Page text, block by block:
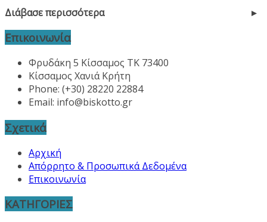
Διάβασε περισσότερα
Επικοινωνία
Φρυδάκη 5 Κίσσαμος ΤΚ 73400
Κίσσαμος Χανιά Κρήτη
Phone: (+30) 28220 22884
Email: info@biskotto.gr
Σχετικά
Αρχική
Απόρρητο & Προσωπικά Δεδομένα
Επικοινωνία
ΚΑΤΗΓΟΡΙΕΣ